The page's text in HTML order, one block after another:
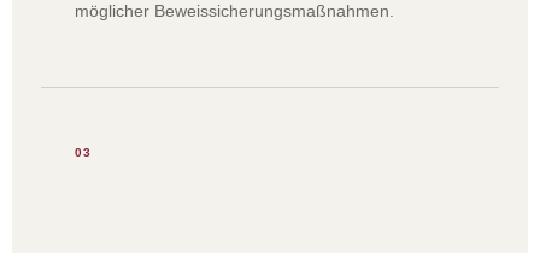
möglicher Beweissicherungsmaßnahmen.
03